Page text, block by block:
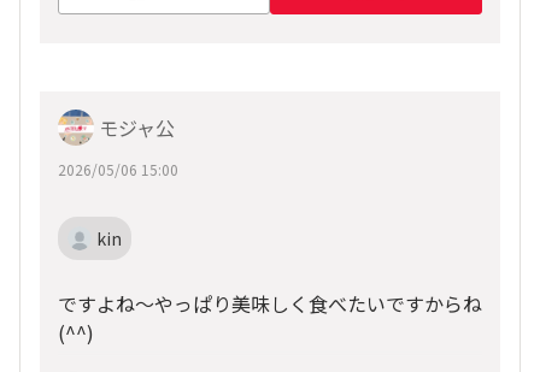
モジャ公
2026/05/06 15:00
kin
ですよね〜やっぱり美味しく食べたいですからね
(^^)